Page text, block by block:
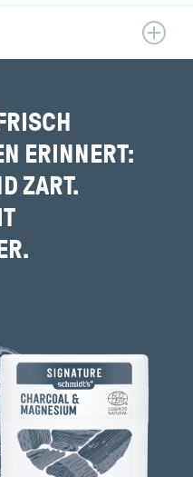
ERINNERT:
ZART.